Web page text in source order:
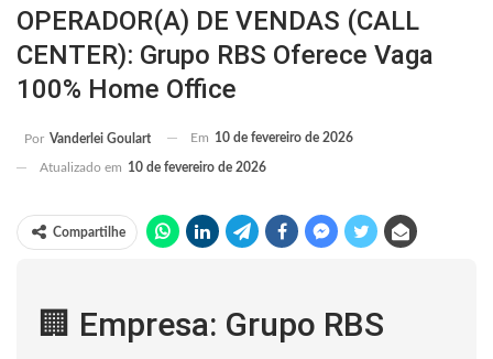
OPERADOR(A) DE VENDAS (CALL
CENTER): Grupo RBS Oferece Vaga
100% Home Office
Por Vanderlei Goulart Em 10 de fevereiro de 2026
Atualizado em 10 de fevereiro de 2026
Compartilhe
🏢 Empresa: Grupo RBS